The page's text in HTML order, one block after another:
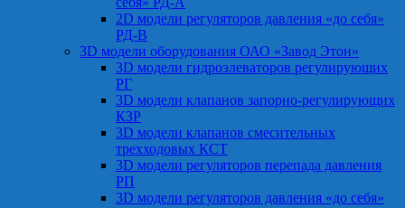
2D модели регуляторов давления «до себя»
РД-В
3D модели оборудования ОАО «Завод Этон»
3D модели гидроэлеваторов регулирующих
РГ
3D модели клапанов запорно-регулирующих
КЗР
3D модели клапанов смесительных
трехходовых КСТ
3D модели регуляторов перепада давления
РП
3D модели регуляторов давления «до себя»